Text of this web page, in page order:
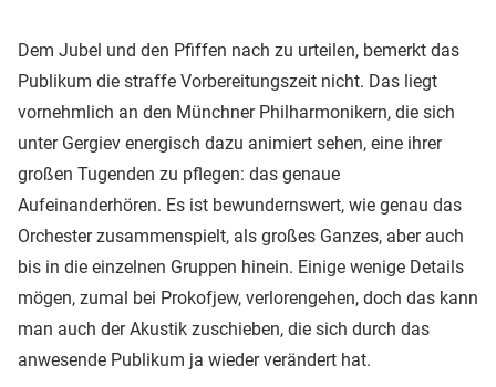
Dem Jubel und den Pfiffen nach zu urteilen, bemerkt das
Publikum die straffe Vorbereitungszeit nicht. Das liegt
vornehmlich an den Münchner Philharmonikern, die sich
unter Gergiev energisch dazu animiert sehen, eine ihrer
großen Tugenden zu pflegen: das genaue
Aufeinanderhören. Es ist bewundernswert, wie genau das
Orchester zusammenspielt, als großes Ganzes, aber auch
bis in die einzelnen Gruppen hinein. Einige wenige Details
mögen, zumal bei Prokofjew, verlorengehen, doch das kann
man auch der Akustik zuschieben, die sich durch das
anwesende Publikum ja wieder verändert hat.